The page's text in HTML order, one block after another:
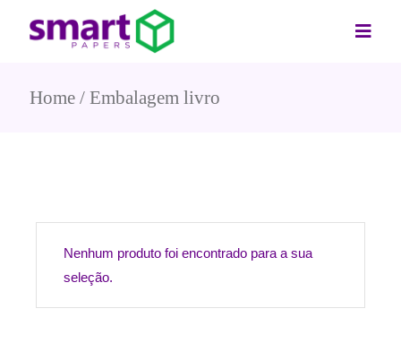
Home Embalagem livro
Nenhum produto foi encontrado para a sua
seleção.